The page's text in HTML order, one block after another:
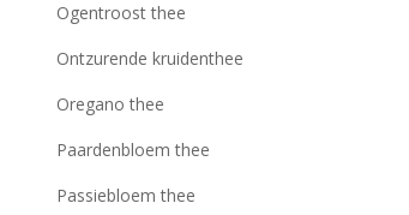
Ogentroost thee
Ontzurende kruidenthee
Oregano thee
Paardenbloem thee
Passiebloem thee